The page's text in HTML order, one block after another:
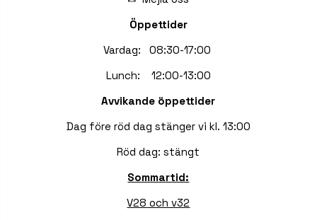
Öppettider
Vardag: 08:30-17:00
Lunch: 12:00-13:00
Avvikande öppettider
Dag före röd dag stänger vi kl. 13:00
Röd dag: stängt
Sommartid:
V28 och v32